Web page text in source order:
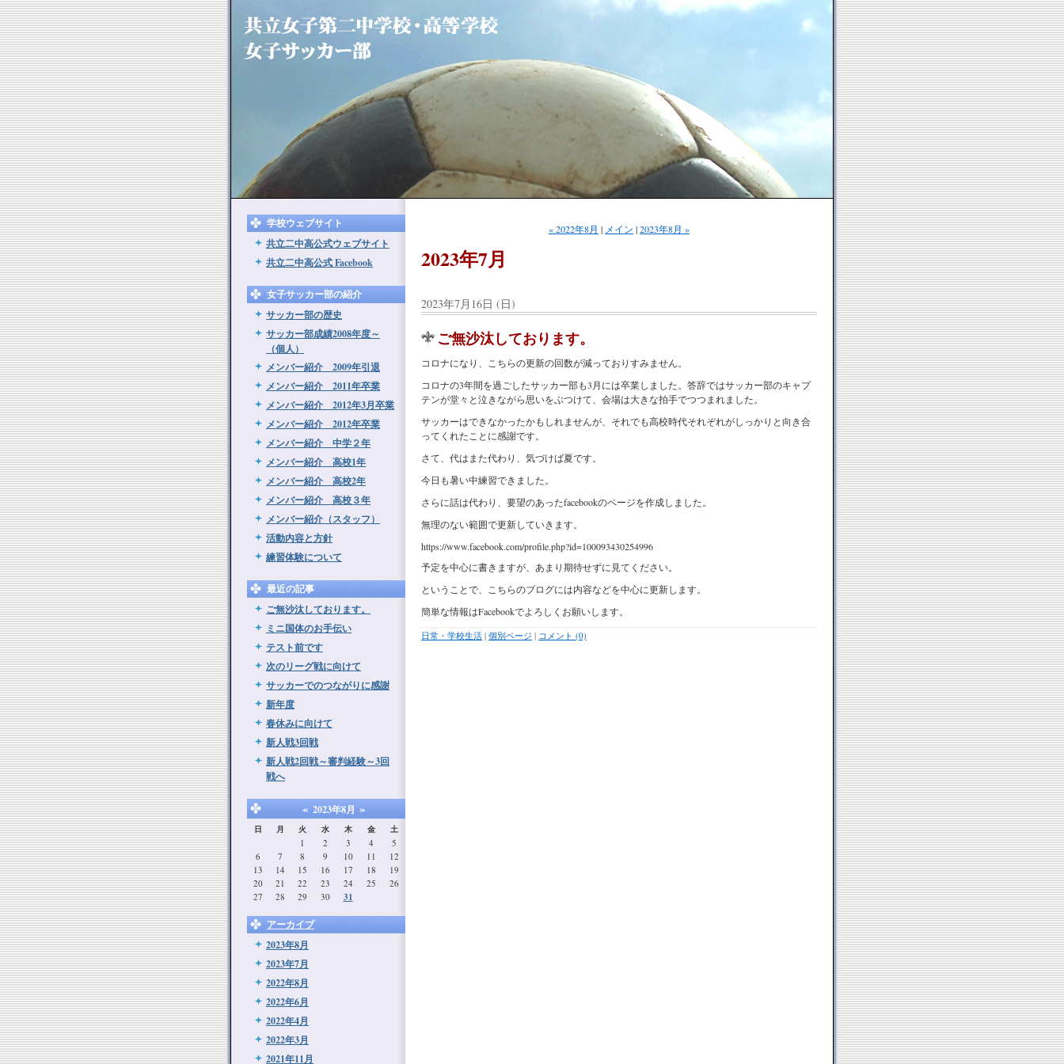
学校ウェブサイト
共立二中高公式ウェブサイト
共立二中高公式 Facebook
女子サッカー部の紹介
サッカー部の歴史
サッカー部成績2008年度～
（個人）
メンバー紹介 2009年引退
メンバー紹介 2011年卒業
メンバー紹介 2012年3月卒業
メンバー紹介 2012年卒業
メンバー紹介 中学２年
メンバー紹介 高校1年
メンバー紹介 高校2年
メンバー紹介 高校３年
メンバー紹介（スタッフ）
活動内容と方針
練習体験について
最近の記事
ご無沙汰しております。
ミニ国体のお手伝い
テスト前です
次のリーグ戦に向けて
サッカーでのつながりに感謝
新年度
春休みに向けて
新人戦3回戦
新人戦2回戦～審判経験～3回
戦へ
« 2023年8月 »
日 月 火 水 木 金 土
1 2 3 4
5
6
7 8 9 10 11
12
13
14 15 16 17 18
19
20
21 22 23 24 25
26
27
28 29 30 31
アーカイブ
2023年8月
2023年7月
2022年8月
2022年6月
2022年4月
2022年3月
2021年11月
« 2022年8月 | メイン |2023年8月 »
2023年7月
2023年7月16日 (日)
ご無沙汰しております。
コロナになり、こちらの更新の回数が減っておりすみません。
コロナの3年間を過ごしたサッカー部も3月には卒業しました。答辞ではサッカー部のキャプ
テンが堂々と泣きながら思いをぶつけて、会場は大きな拍手でつつまれました。
サッカーはできなかったかもしれませんが、それでも高校時代それぞれがしっかりと向き合
ってくれたことに感謝です。
さて、代はまた代わり、気づけば夏です。
今日も暑い中練習できました。
さらに話は代わり、要望のあったfacebookのページを作成しました。
無理のない範囲で更新していきます。
https://www.facebook.com/profile.php?id=100093430254996
予定を中心に書きますが、あまり期待せずに見てください。
ということで、こちらのブログには内容などを中心に更新します。
簡単な情報はFacebookでよろしくお願いします。
日常・学校生活 | 個別ページ | コメント (0)